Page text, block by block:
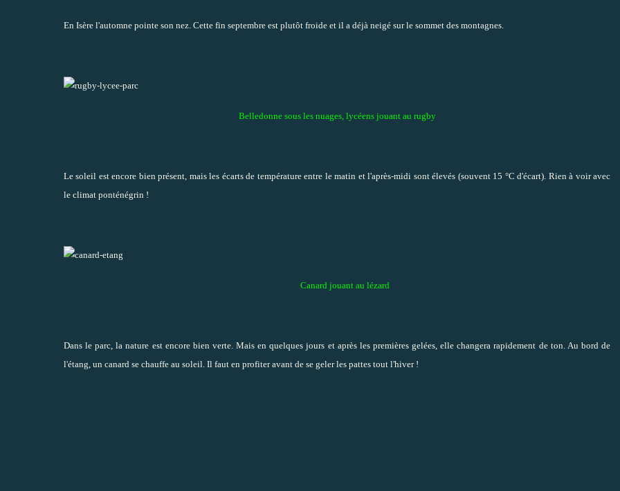
En Isère l'automne pointe son nez. Cette fin septembre est plutôt froide et il a déjà neigé sur le sommet des montagnes.
Belledonne sous les nuages, lycéens jouant au rugby
Le soleil est encore bien présent, mais les écarts de température entre le matin et l'après-midi sont élevés (souvent 15 °C d'écart). Rien à voir avec
le climat ponténégrin !
Canard jouant au lézard
Dans le parc, la nature est encore bien verte. Mais en quelques jours et après les premières gelées, elle changera rapidement de ton. Au bord de
l'étang, un canard se chauffe au soleil. Il faut en profiter avant de se geler les pattes tout l'hiver !